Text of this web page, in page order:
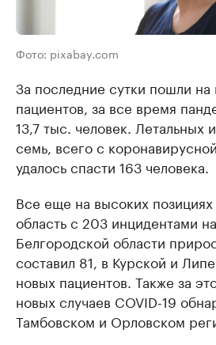
Фото: pixabay.com
За последние сутки пошли
пациентов, за все время
13,7 тыс. человек. Летальных
семь, всего с
удалось спасти 163 человека.
Все еще на высоких
область с 203 инцидентами
Белгородской области
составил 81, в Курской и
новых пациентов. Также за
новых случаев COVID-19
Тамбовском и Орловском